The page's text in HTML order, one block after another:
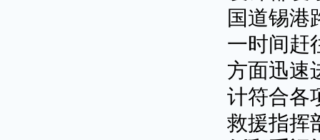
国道锡港
一时间赶
方面迅速
计符合各
救援指挥